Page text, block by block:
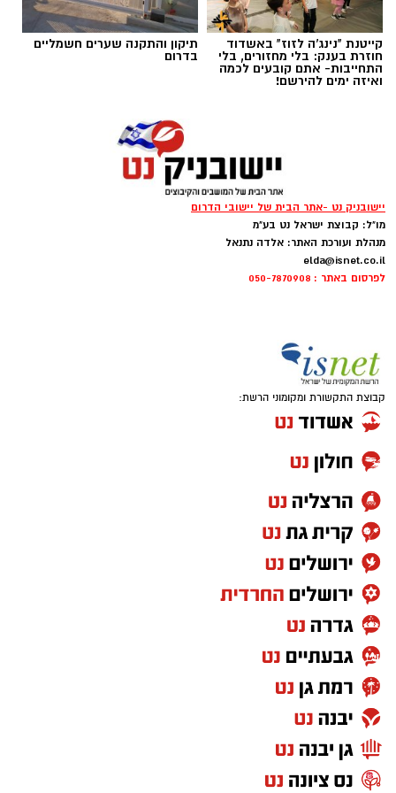
‏כדי לעקוב אחרי הערוץ יישובניק נט ב-WhatsApp:‏‏‏
יש לכם מידע חשוב שטרם נחשף? צילומים מאירוע
חדשותי? מצאתם טעות בכתבה? נשמח שתשתפו
אותנו
צילומים: משרד הבריאות
פיקוח שנערך בתשעה סניפי רשת "מרכז
ההחלקות".
האזהרה מתפרסמת לאחר שבדיקות מעבדה
ובהמשך להודעת משרד הבריאות שפורסמה בחודש
יולי.
בין המוצרים שנמצאו ואינם רשומים במאגרי משרד
הבריאות, ולכן חל איסור לשווקם:
PROTEIN + MINERAL PREMIUM HAIR
STRAIGHTENING
Protein Mineral Premium Pre Treatment
Shampoo
בנוסף, נמצא כי המוצר
HAIR STRAIGHTENING GEL
במאגרי משרד הבריאות, מסומן כמכיל
– רכיב האסור לשימוש בתכשירים
קייטנת "נינג'ה לזוז" באשדוד
חוזרת בענק: בלי מחזורים, בלי
התחייבות- אתם קובעים לכמה
ואיזה ימים להירשם!
תיקון והתקנה שערים חשמליים
בדרום
יישובניק נט -אתר הבית של יישובי הדרום
מו"ל: קבוצת ישראל נט בע"מ
מנהלת ועורכת האתר: אלדה נתנאל
elda@isnet.co.il
לפרסום באתר : 050-7870908
קבוצת התקשורת ומקומוני הרשת: